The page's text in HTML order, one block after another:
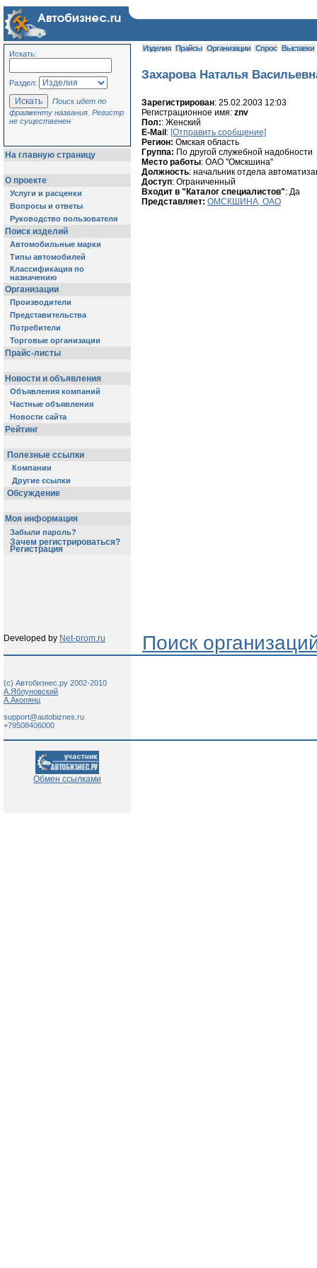
Искать:
Раздел:
Поиск идет по
фрагменту названия. Регистр
не существенен
На главную страницу
О проекте
Услуги и расценки
Вопросы и ответы
Руководство пользователя
Поиск изделий
Автомобильные марки
Типы автомобилей
Классификация по
назначению
Организации
Производители
Представительства
Потребители
Торговые организации
Прайс-листы
Новости и объявления
Объявления компаний
Частные объявления
Новости сайта
Рейтинг
Полезные ссылки
Компании
Другие ссылки
Обсуждение
Моя информация
Забыли пароль?
Зачем регистрироваться?
Регистрация
Изделия Прайсы Организации Спрос Выставки
Захарова Наталья
Зарегистрирован: 25.02.2003 12:03
Регистрационное имя: znv
Пол:: Женский
E-Mail : [Отправить сообщение]
Регион: Омская область
Группа: По другой служебной надобности
Место работы: ОАО "Омскшина"
Должность: начальник отдела
Доступ: Ограниченный
Входит в "Каталог специалистов": Да
Представляет: ОМСКШИНА, ОАО
Developed by Net-prom.ru Поиск
(c) Автобизнес.ру 2002-2010
А.Яблуновский
А.Акопянц
support@autobiznes.ru
+79508406000
Обмен ссылками